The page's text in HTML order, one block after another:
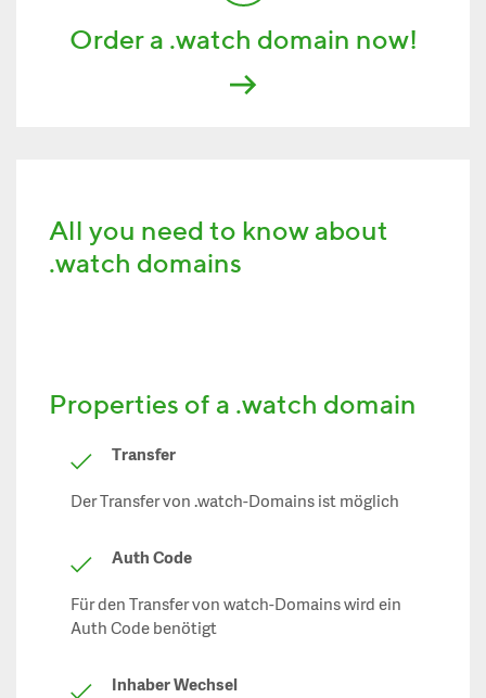
Order a .watch domain now!
All you need to know about
.watch domains
Properties of a .watch domain
Transfer
Der Transfer von .watch-Domains ist möglich
Auth Code
Für den Transfer von watch-Domains wird ein
Auth Code benötigt
Inhaber Wechsel